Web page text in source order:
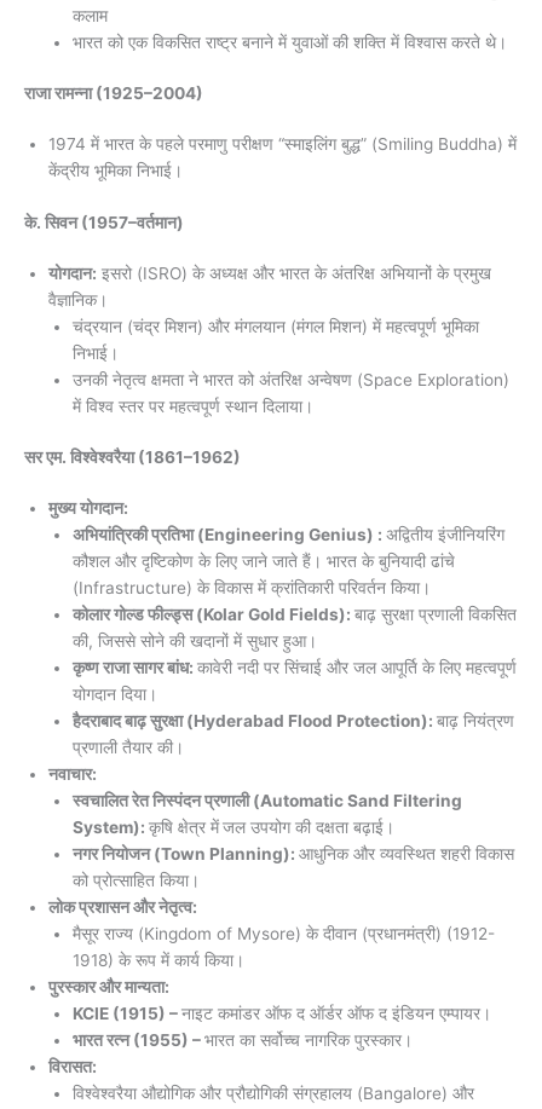
कलाम
भारत को एक विकसित राष्ट्र बनाने में युवाओं की शक्ति में विश्वास करते थे।
राजा रामन्ना(1925–2004)
1974 में भारत के पहले परमाणु परीक्षण “स्माइलिंग बुद्ध” (Smiling Buddha) में
केंद्रीय भूमिका निभाई।
के. सिवन(1957–वर्तमान)
योगदान: इसरो (ISRO) के अध्यक्ष और भारत के अंतरिक्ष अभियानों के प्रमुख
वैज्ञानिक।
चंद्रयान (चंद्र मिशन) और मंगलयान (मंगल मिशन) में महत्वपूर्ण भूमिका
निभाई।
उनकी नेतृत्व क्षमता ने भारत को अंतरिक्ष अन्वेषण (Space Exploration)
में विश्व स्तर पर महत्वपूर्ण स्थान दिलाया।
सर एम. विश्वेश्वरैया(1861–1962)
मुख्य योगदान:
अभियांत्रिकी प्रतिभा (Engineering Genius) : अद्वितीय इंजीनियरिंग
कौशल और दृष्टिकोण के लिए जाने जाते हैं। भारत के बुनियादी ढांचे
(Infrastructure) के विकास में क्रांतिकारी परिवर्तन किया।
कोलार गोल्ड फील्ड्स (Kolar Gold Fields): बाढ़ सुरक्षा प्रणाली विकसित
की, जिससे सोने की खदानों में सुधार हुआ।
कृष्ण राजा सागर बांध: कावेरी नदी पर सिंचाई और जल आपूर्ति के लिए महत्वपूर्ण
योगदान दिया।
हैदराबाद बाढ़ सुरक्षा (Hyderabad Flood Protection): बाढ़ नियंत्रण
प्रणाली तैयार की।
नवाचार:
स्वचालित रेत निस्पंदन प्रणाली (Automatic Sand Filtering
System): कृषि क्षेत्र मेंजल उपयोग की दक्षता बढ़ाई।
नगर नियोजन (Town Planning): आधुनिक और व्यवस्थित शहरी विकास
को प्रोत्साहित किया।
लोक प्रशासन और नेतृत्व:
मैसूर राज्य (Kingdom of Mysore) के दीवान (प्रधानमंत्री) (1912-
1918) के रूप में कार्य किया।
पुरस्कार और मान्यता:
KCIE (1915) –नाइट कमांडर ऑफ द ऑर्डर ऑफ द इंडियन एम्पायर।
भारत रत्न (1955) –भारत का सर्वोच्च नागरिक पुरस्कार।
विरासत:
विश्वेश्वरैया औद्योगिक और प्रौद्योगिकी संग्रहालय (Bangalore) और